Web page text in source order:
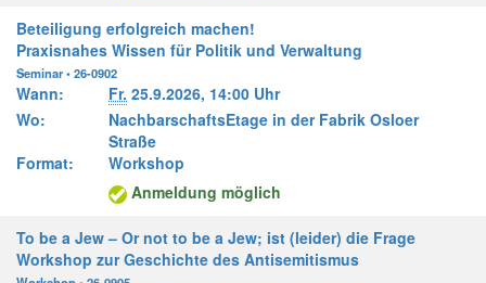
Beteiligung erfolgreich machen!
Praxisnahes Wissen für Politik und Verwaltung
Seminar • 26-0902
Wann: Fr. 25.9.2026, 14:00 Uhr
Wo:
NachbarschaftsEtage in der Fabrik Osloer
Straße
Format:
Workshop
Anmeldung möglich
To be a Jew – Or not to be a Jew; ist (leider) die Frage
Workshop zur Geschichte des Antisemitismus